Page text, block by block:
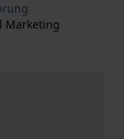
Marketing